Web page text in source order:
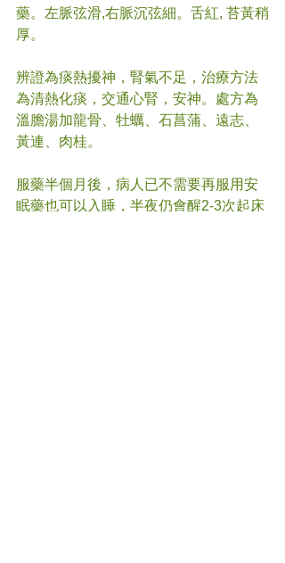
藥。左脈弦滑,右脈沉弦細。舌紅, 苔黃稍
厚。
辨證為痰熱擾神，腎氣不足，治療方法
為清熱化痰，交通心腎，安神。處方為
溫膽湯加龍骨、牡蠣、石菖蒲、遠志、
黃連、肉桂。
服藥半個月後，病人已不需要再服用安
眠藥也可以入睡，半夜仍會醒2-3次起床